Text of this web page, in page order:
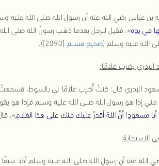
بن عباس رضي الله عنه أن رسول الله صلى الله عليه
في يدِه»، فقيل للرجل بعدما ذهَب رسولُ الله صلى
الله عليه وسلم (صحيح مسلم [2090]).
البدري يضرب غلامًا:
البدري قال: كنتُ أَضرِب غلامًا لي بالسوط،
مني إذا هو رسول الله صلى الله عليه وسلم فإذا هو
أبا مسعودٍ! أنَّ اللهَ أقدرُ عليك منك على هذا الغلامِ»،
الاستجابة:
الله عنه أن رسول الله صلى الله عليه وسلم أخذ